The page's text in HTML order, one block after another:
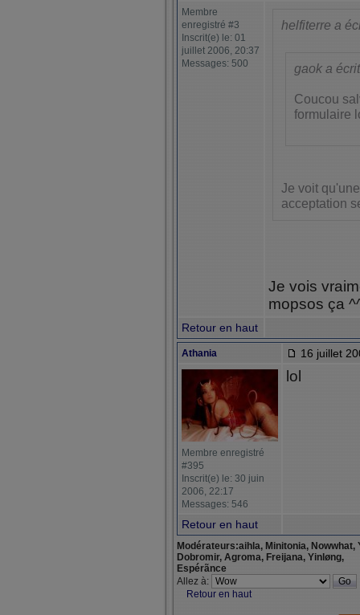
Membre
enregistré #3
Inscrit(e) le: 01
juillet 2006, 20:37
Messages: 500
helfiterre a
gaok a écrit
Coucou
formulaire
Je voit
acceptation
Je vois
mopsos ça
Retour en haut
Athania 16 juillet
Membre enregistré
#395
Inscrit(e) le: 30 juin
2006, 22:17
Messages: 546
lol
Retour en haut
Modérateurs:aihla, Minitonia, Nowwhat,
Dobromir, Agroma, Freijana, Yinløng,
Espérãnce
Allez à:
Retour en haut